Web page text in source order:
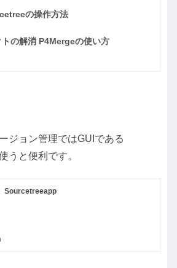
の操作方法
トの解消 P4Mergeの使い方
ジョン管理ではGUIである
うと便利です。
Sourcetreeapp